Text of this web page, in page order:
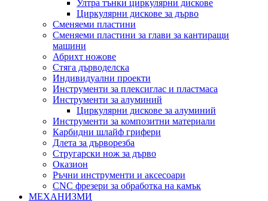
Ултра тънки циркулярни дискове
Циркулярни дискове за дърво
Сменяеми пластини
Сменяеми пластини за глави за кантиращи
машини
Абрихт ножове
Стяга дърводелска
Индивидуални проекти
Инструменти за плексиглас и пластмаса
Инструменти за алуминий
Циркулярни дискове за алуминий
Инструменти за композитни материали
Карбидни шлайф грифери
Длета за дърворезба
Стругарски нож за дърво
Оказион
Ръчни инструменти и аксесоари
CNC фрезери за обработка на камък
МЕХАНИЗМИ